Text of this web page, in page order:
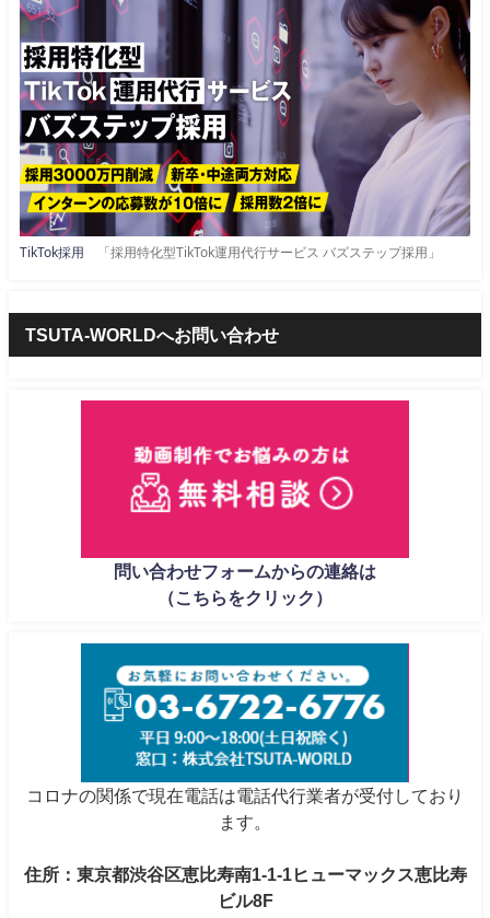
TikTok採用 「採用特化型TikTok運用代行サービス バズステップ採用」
TSUTA-WORLDへお問い合わせ
問い合わせフォームからの連絡は
（こちらをクリック）
コロナの関係で現在電話は電話代行業者が受付しており
ます。
住所：東京都渋谷区恵比寿南1-1-1ヒューマックス恵比寿
ビル8F